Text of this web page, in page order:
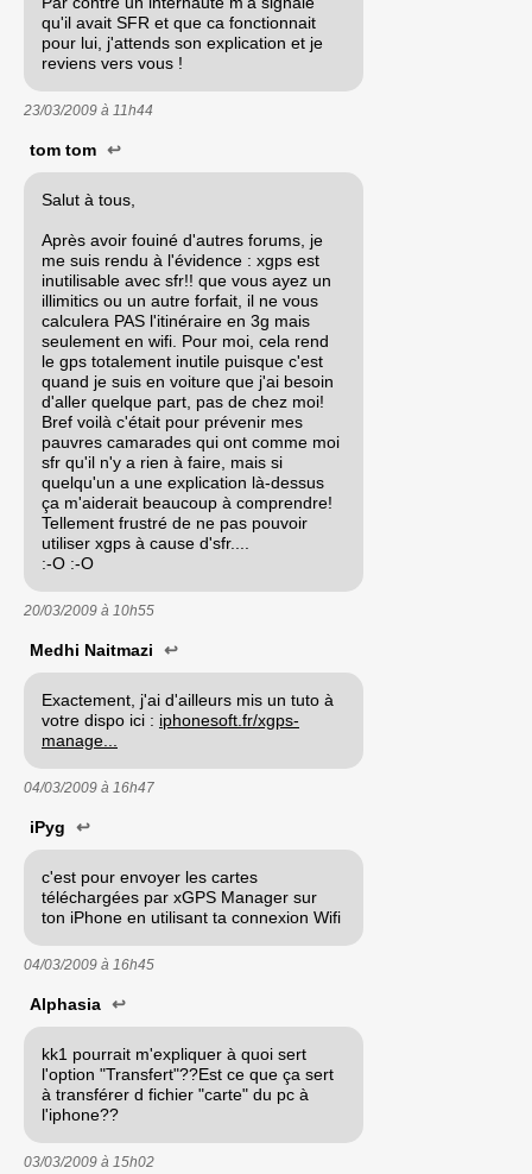
qu'il avait SFR et que ca fonctionnait
pour lui, j'attends son explication et je
reviens vers vous !
23/03/2009 à 11h44
tom tom ↩
Salut à tous,
Après avoir fouiné d'autres forums, je
me suis rendu à l'évidence : xgps est
inutilisable avec sfr!! que vous ayez un
illimitics ou un autre forfait, il ne vous
calculera PAS l'itinéraire en 3g mais
seulement en wifi. Pour moi, cela rend
le gps totalement inutile puisque c'est
quand je suis en voiture que j'ai besoin
d'aller quelque part, pas de chez moi!
Bref voilà c'était pour prévenir mes
pauvres camarades qui ont comme moi
sfr qu'il n'y a rien à faire, mais si
quelqu'un a une explication là-dessus
ça m'aiderait beaucoup à comprendre!
Tellement frustré de ne pas pouvoir
utiliser xgps à cause d'sfr....
:-O :-O
20/03/2009 à 10h55
Medhi Naitmazi ↩
Exactement, j'ai d'ailleurs mis un tuto à
votre dispo ici : iphonesoft.fr/xgps-
manage...
04/03/2009 à 16h47
iPyg ↩
c'est pour envoyer les cartes
téléchargées par xGPS Manager sur
ton iPhone en utilisant ta connexion Wifi
04/03/2009 à 16h45
Alphasia ↩
kk1 pourrait m'expliquer à quoi sert
l'option "Transfert"??Est ce que ça sert
à transférer d fichier "carte" du pc à
l'iphone??
03/03/2009 à 15h02